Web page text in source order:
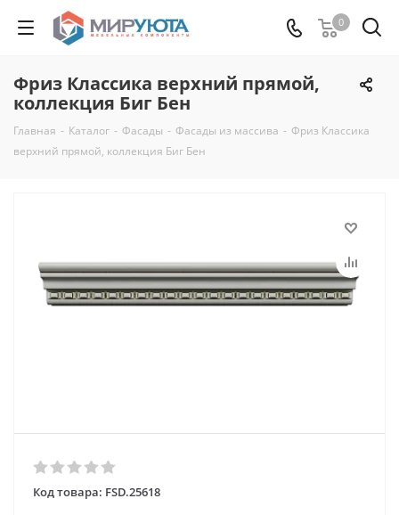
0
Фриз Классика верхний прямой,
коллекция Биг Бен
Главная - Каталог - Фасады - Фасады из массива - Фриз Классика
верхний прямой, коллекция Биг Бен
Код товара: FSD.25618